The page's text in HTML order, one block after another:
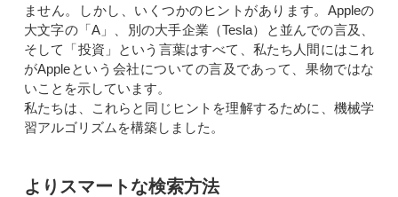
ません。しかし、いくつかのヒントがあります。Appleの
大文字の「A」、別の大手企業（Tesla）と並んでの言及、
そして「投資」という言葉はすべて、私たち人間にはこれ
がAppleという会社についての言及であって、果物ではな
いことを示しています。
私たちは、これらと同じヒントを理解するために、機械学
習アルゴリズムを構築しました。
よりスマートな検索方法